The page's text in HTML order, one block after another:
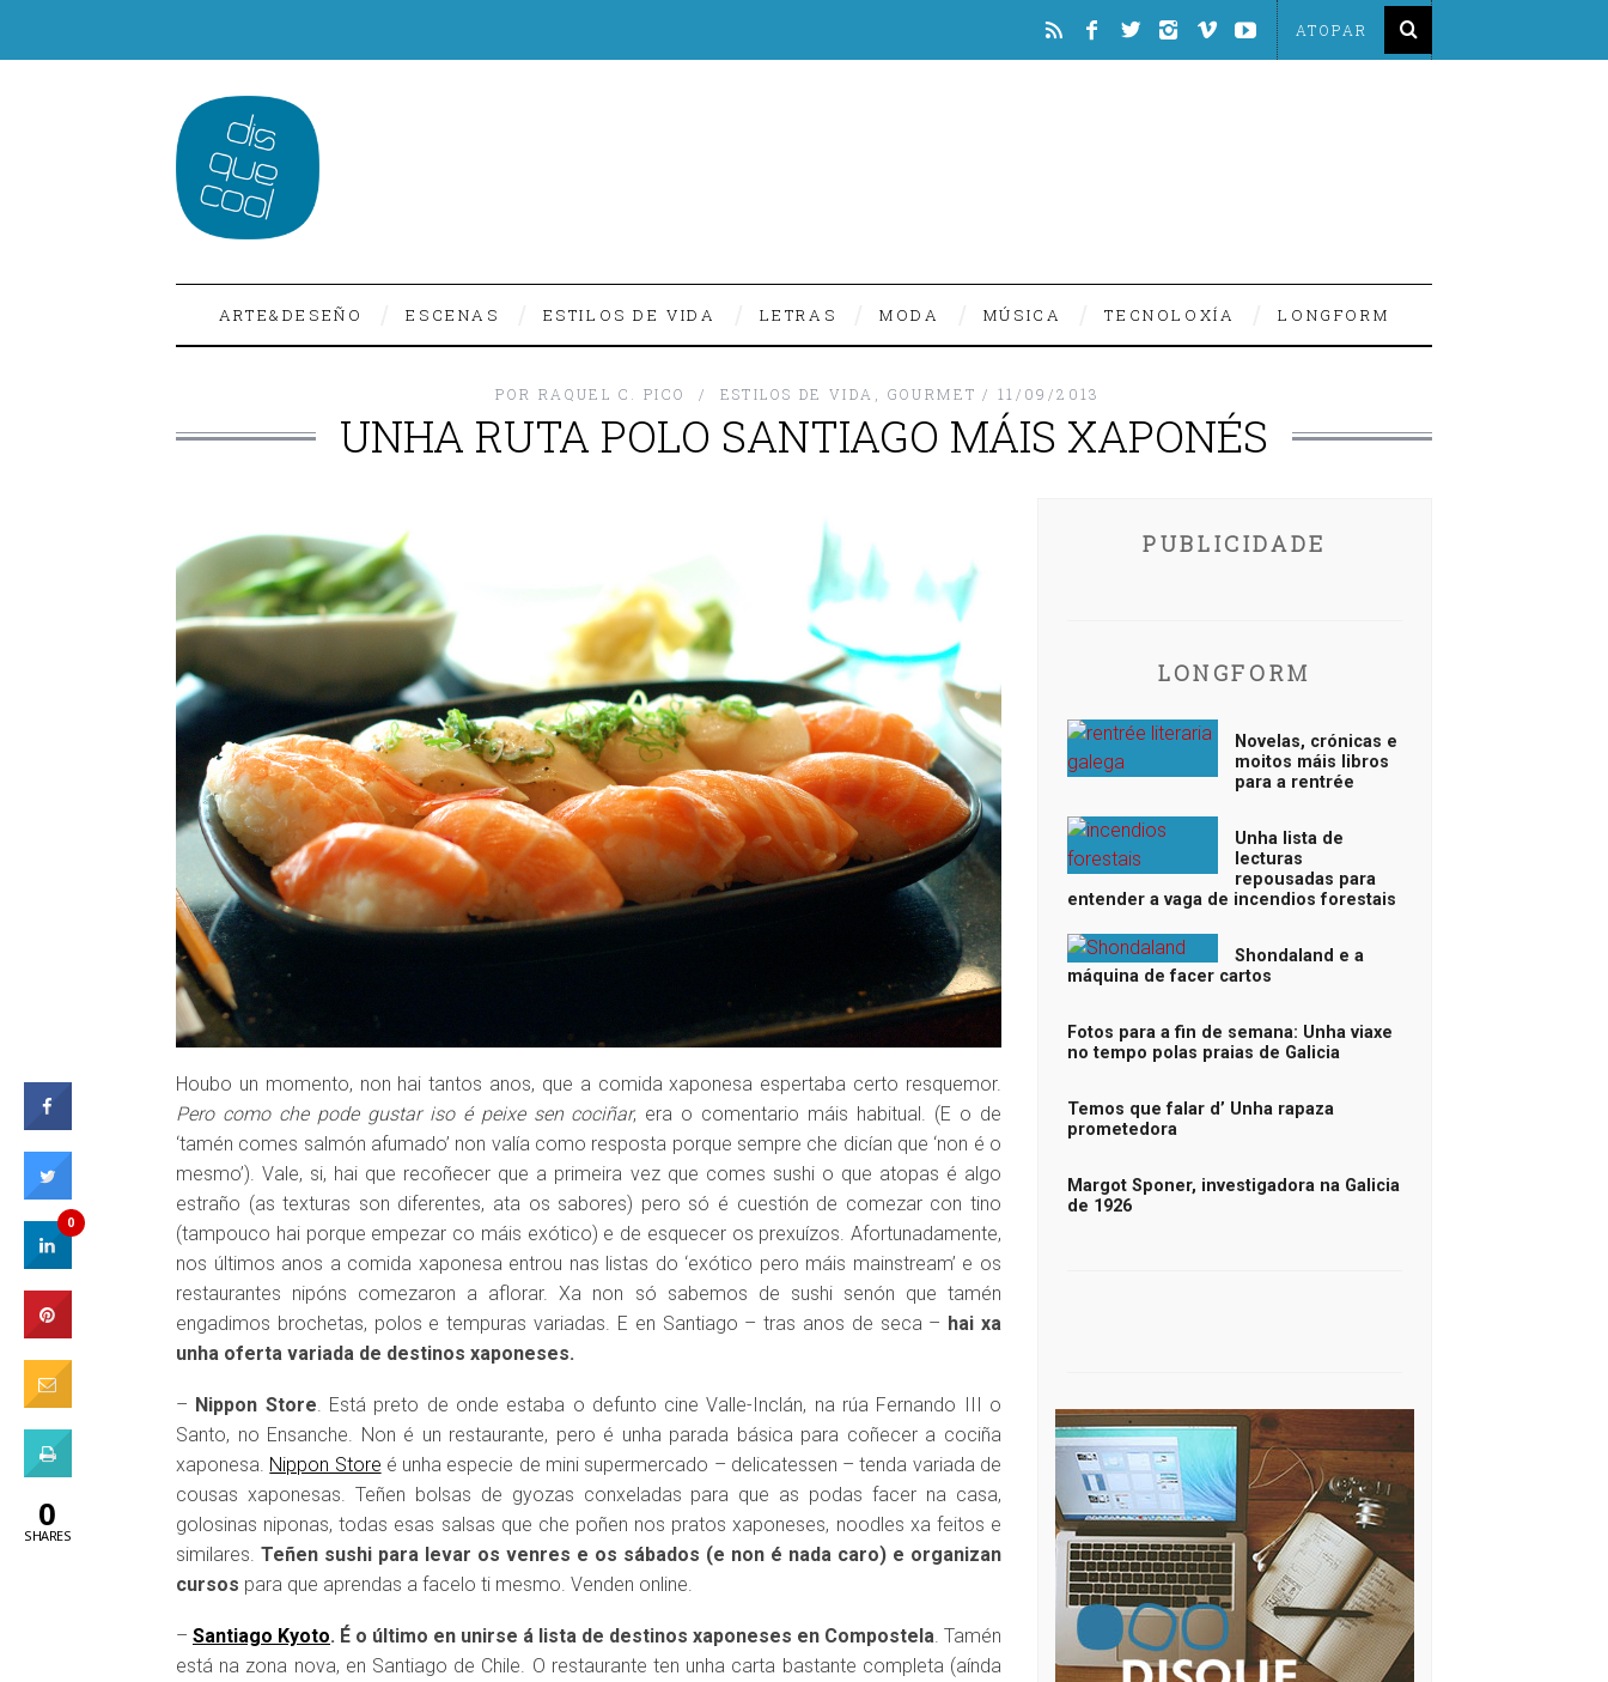
ARTE&DESEÑO ESCENAS ESTILOS DE VIDA LETRAS MODA MÚSICA TECNOLOXÍA LONGFORM
POR RAQUEL C. PICO ESTILOS DE VIDA GOURMET 11/09/2013
UNHA RUTA POLO SANTIAGO MÁIS XAPONÉS
Houbo un momento, non hai tantos anos, que a comida xaponesa espertaba certo resquemor.
Pero como che pode gustar iso é peixe sen cociñar, era o comentario máis habitual. (E o de
‘tamén comes salmón afumado’ non valía como resposta porque sempre che dicían que ‘non é o
mesmo’). Vale, si, hai que recoñecer que a primeira vez que comes sushi o que atopas é algo
estraño (as texturas son diferentes, ata os sabores) pero só é cuestión de comezar con tino
(tampouco hai porque empezar co máis exótico) e de esquecer os prexuízos. Afortunadamente,
nos últimos anos a comida xaponesa entrou nas listas do ‘exótico pero máis mainstream’ e os
restaurantes nipóns comezaron a aflorar. Xa non só sabemos de sushi senón que tamén
engadimos brochetas, polos e tempuras variadas. E en Santiago – tras anos de seca – hai xa
unha oferta variada de destinos xaponeses.
– Nippon Store. Está preto de onde estaba o defunto cine Valle-Inclán, na rúa Fernando III o
Santo, no Ensanche. Non é un restaurante, pero é unha parada básica para coñecer a cociña
xaponesa. Nippon Store é unha especie de mini supermercado – delicatessen – tenda variada de
cousas xaponesas. Teñen bolsas de gyozas conxeladas para que as podas facer na casa,
golosinas niponas, todas esas salsas que che poñen nos pratos xaponeses, noodles xa feitos e
similares. Teñen sushi para levar os venres e os sábados (e non é nada caro) e organizan
cursos para que aprendas a facelo ti mesmo. Venden online.
– Santiago Kyoto. É o último en unirse á lista de destinos xaponeses en Compostela. Tamén
está na zona nova, en Santiago de Chile. O restaurante ten unha carta bastante completa (aínda
PUBLICIDADE
LONGFORM
Novelas, crónicas e
moitos máis libros
para a rentrée
Unha lista de
lecturas
repousadas para
entender a vaga de incendios forestais
Shondaland e a
máquina de facer cartos
Fotos para a fin de semana: Unha viaxe
no tempo polas praias de Galicia
Temos que falar d’ Unha rapaza
prometedora
Margot Sponer, investigadora na Galicia
de 1926
0
0
SHARES